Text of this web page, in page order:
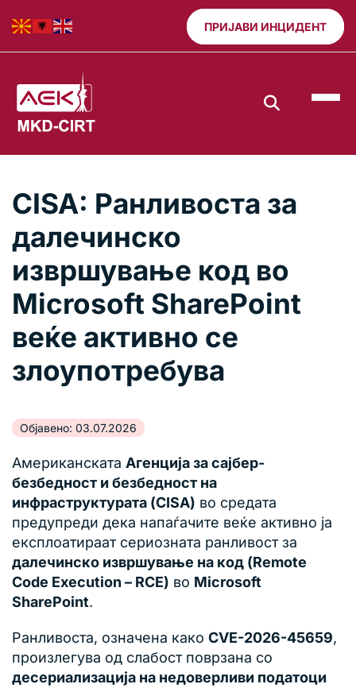
ПРИЈАВИ ИНЦИДЕНТ
CISA: Ранливоста за
далечинско
извршување код во
Microsoft SharePoint
веќе активно се
злоупотребува
Објавено: 03.07.2026
Американската Агенција за сајбер-
безбедност и безбедност на
инфраструктурата (CISA) во средата
предупреди дека напаѓачите веќе активно ја
експлоатираат сериозната ранливост за
далечинско извршување на код (Remote
Code Execution – RCE) во Microsoft
SharePoint.
Ранливоста, означена како CVE-2026-45659,
произлегува од слабост поврзана со
десериализација на недоверливи податоци